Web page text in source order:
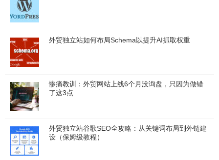
外贸独立站如何布局Schema以提升AI抓取权重
惨痛教训：外贸网站上线6个月没询盘，只因为做错
了这3点
外贸独立站谷歌SEO全攻略：从关键词布局到外链建
设（保姆级教程）